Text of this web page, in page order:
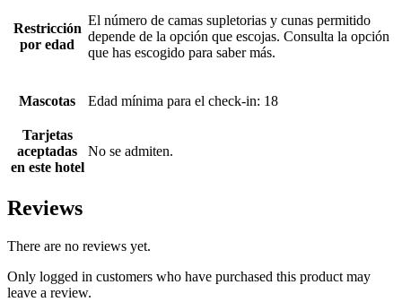
Restricción
por edad
El número de camas supletorias y cunas permitido
depende de la opción que escojas. Consulta la opción
que has escogido para saber más.
Mascotas Edad mínima para el check-in: 18
Tarjetas
aceptadas
en este hotel
No se admiten.
Reviews
There are no reviews yet.
Only logged in customers who have purchased this product may
leave a review.